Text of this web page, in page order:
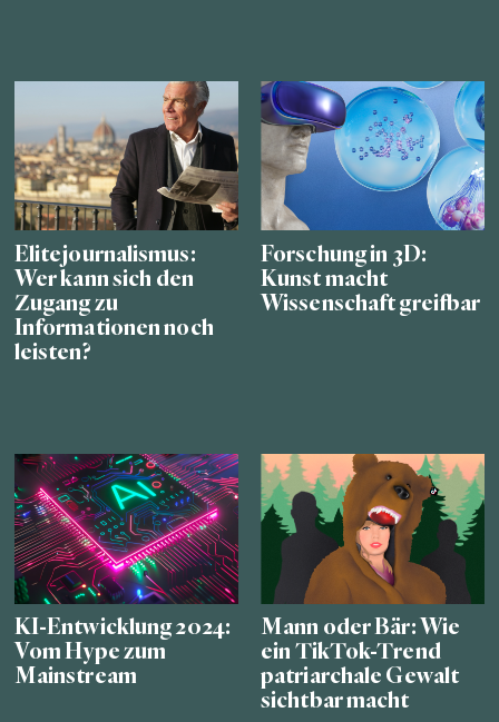
Elitejournalismus:
Wer kann sich den
Zugang zu
Informationen noch
leisten?
Forschung in 3D:
Kunst macht
Wissenschaft greifbar
KI-Entwicklung 2024:
Vom Hype zum
Mainstream
Mann oder Bär: Wie
ein TikTok-Trend
patriarchale Gewalt
sichtbar macht